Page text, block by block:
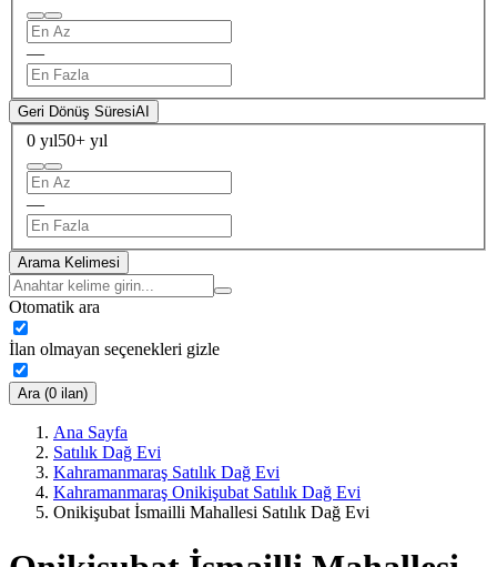
—
Geri Dönüş SüresiAI
0 yıl50+ yıl
—
Arama Kelimesi
Otomatik ara
İlan olmayan seçenekleri gizle
Ara (0 ilan)
Ana Sayfa
Satılık Dağ Evi
Kahramanmaraş Satılık Dağ Evi
Kahramanmaraş Onikişubat Satılık Dağ Evi
Onikişubat İsmailli Mahallesi Satılık Dağ Evi